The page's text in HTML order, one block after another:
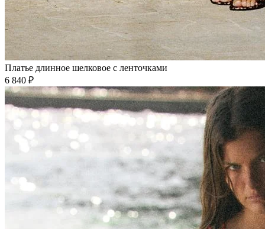
Платье длинное шелковое с ленточками
6 840 ₽